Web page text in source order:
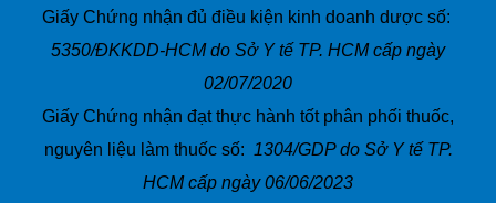
Giấy Chứng nhận đủ điều kiện kinh doanh dược số:
5350/ĐKKDD-HCM do Sở Y tế TP. HCM cấp ngày
02/07/2020
Giấy Chứng nhận đạt thực hành tốt phân phối thuốc,
nguyên liệu làm thuốc số: 1304/GDP do Sở Y tế TP.
HCM cấp ngày 06/06/2023